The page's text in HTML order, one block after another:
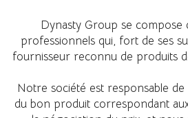
Dynasty Group se compose
professionnels qui, fort de ses
fournisseur reconnu de produits
Notre société est responsable
du bon produit correspondant